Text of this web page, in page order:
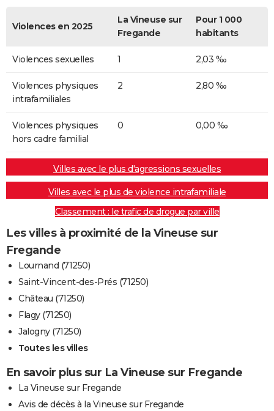
Violences en 2025
La Vineuse sur
Fregande
Pour 1 000
habitants
Violences sexuelles 1 2,03 ‰
Violences physiques
intrafamiliales
2 2,80 ‰
Violences physiques
hors cadre familial
0 0,00 ‰
Villes avec le plus d'agressions sexuelles
Villes avec le plus de violence intrafamiliale
Classement : le trafic de drogue par ville
Les villes à proximité de la Vineuse sur
Fregande
Lournand (71250)
Saint-Vincent-des-Prés (71250)
Château (71250)
Flagy (71250)
Jalogny (71250)
Toutes les villes
En savoir plus sur La Vineuse sur Fregande
La Vineuse sur Fregande
Avis de décès à la Vineuse sur Fregande